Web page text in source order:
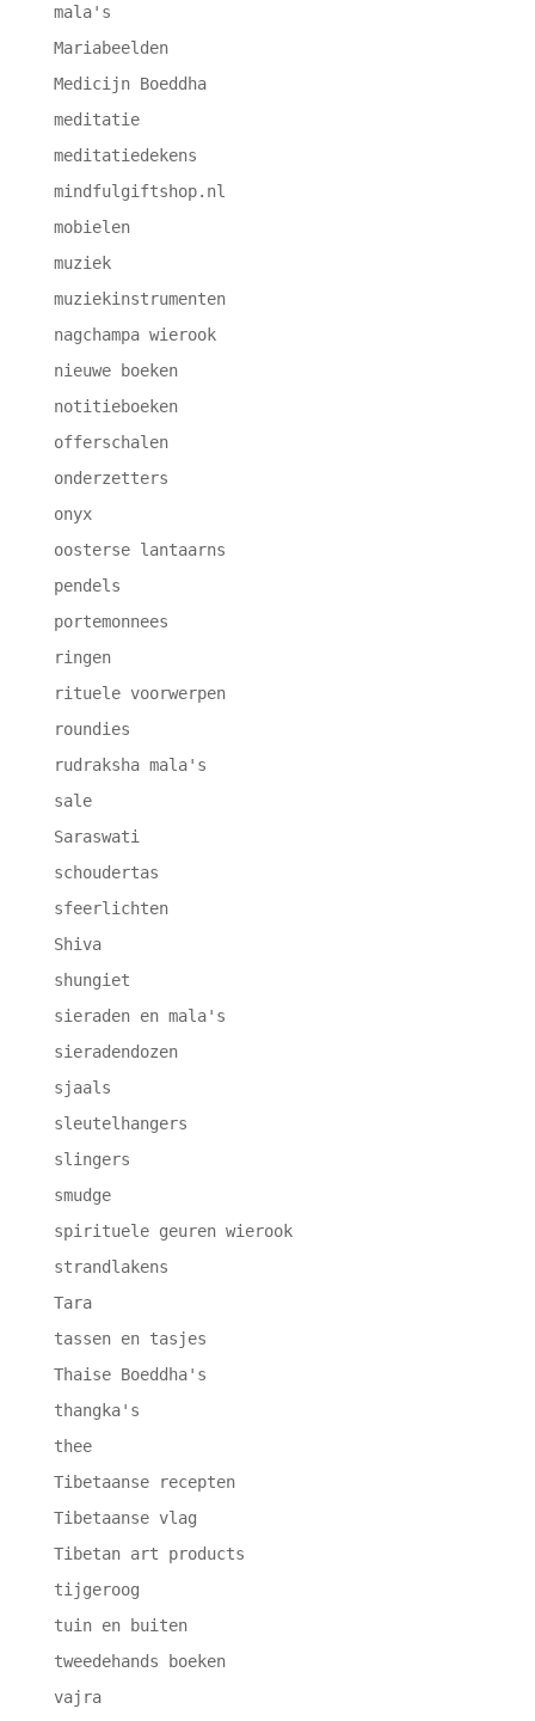
mala's
Mariabeelden
Medicijn Boeddha
meditatie
meditatiedekens
mindfulgiftshop.nl
mobielen
muziek
muziekinstrumenten
nagchampa wierook
nieuwe boeken
notitieboeken
offerschalen
onderzetters
onyx
oosterse lantaarns
pendels
portemonnees
ringen
rituele voorwerpen
roundies
rudraksha mala's
sale
Saraswati
schoudertas
sfeerlichten
Shiva
shungiet
sieraden en mala's
sieradendozen
sjaals
sleutelhangers
slingers
smudge
spirituele geuren wierook
strandlakens
Tara
tassen en tasjes
Thaise Boeddha's
thangka's
thee
Tibetaanse recepten
Tibetaanse vlag
Tibetan art products
tijgeroog
tuin en buiten
tweedehands boeken
vajra